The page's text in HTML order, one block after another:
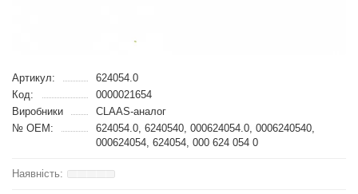
Артикул:
624054.0
Код:
0000021654
Виробники
CLAAS-аналог
№ OEM:
624054.0, 6240540, 000624054.0, 0006240540,
000624054, 624054, 000 624 054 0